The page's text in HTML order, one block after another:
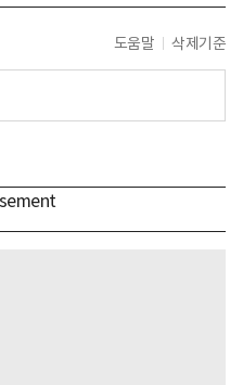
도움말 삭제기준